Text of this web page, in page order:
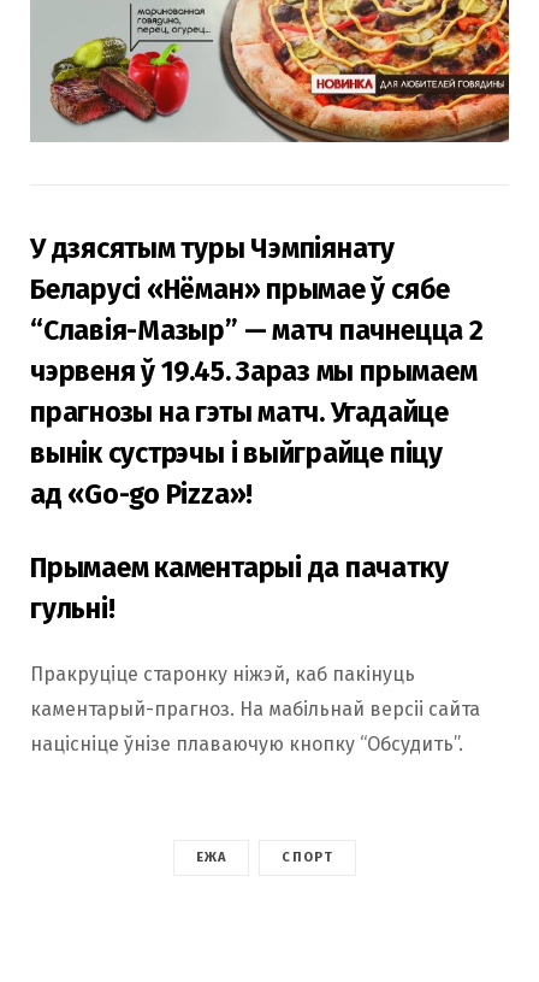
У дзясятым туры Чэмпіянату
Беларусі «Нёман» прымае ў сябе
“Славія-Мазыр” — матч пачнецца 2
чэрвеня ў 19.45. Зараз мы прымаем
прагнозы на гэты матч. Угадайце
вынік сустрэчы і выйграйце піцу
ад «Go-go Pizza»!
Прымаем каментарыі да пачатку
гульні!
Пракруціце старонку ніжэй, каб пакінуць
каментарый-прагноз. На мабільнай версіі сайта
націсніце ўнізе плаваючую кнопку “Обсудить”.
ЕЖА СПОРТ